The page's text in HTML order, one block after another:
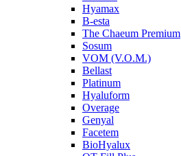
Hyamax
B-esta
The Chaeum Premium
Sosum
VOM (V.O.M.)
Bellast
Platinum
Hyaluform
Overage
Genyal
Facetem
BioHyalux